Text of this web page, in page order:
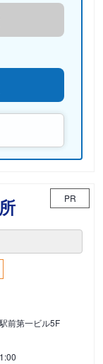
PR
前第一ビル5F